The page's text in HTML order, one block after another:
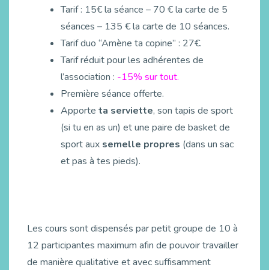
Tarif : 15€ la séance – 70 € la carte de 5
séances – 135 € la carte de 10 séances.
Tarif duo “Amène ta copine” : 27€.
Tarif réduit pour les adhérentes de
l’association : -15% sur tout.
Première séance offerte.
Apporte ta serviette, son tapis de sport
(si tu en as un) et une paire de basket de
sport aux semelle propres (dans un sac
et pas à tes pieds).
Les cours sont dispensés par petit groupe de 10 à
12 participantes maximum afin de pouvoir travailler
de manière qualitative et avec suffisamment